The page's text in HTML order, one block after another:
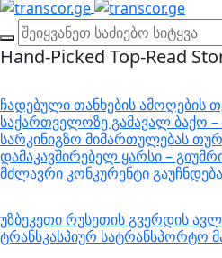
Hand-Picked Top-Read
ჩადებული თანხების ამოღების
საქართველოზე გამავალ ბაქო
სარკინიგზო მიმართულებას
დამაკავშირებელ ყარსი –
მძლავრი კონკურენტი გაუჩნდება
უზბეკეთი რუსეთის გვერდის
ტრანსკასპიურ სატრანსპორტო